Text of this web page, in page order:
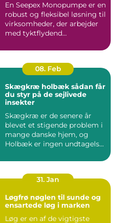
En Seepex Monopumpe er en
robust og fleksibel løsning til
virksomheder, der arbejder
med tyktflydend...
08. Feb
Skægkræ holbæk sådan får
du styr på de sejlivede
insekter
Skægkræ er de senere år
blevet et stigende problem i
mange danske hjem, og
Holbæk er ingen undtagels...
31. Jan
Løgfrø nøglen til sunde og
ensartede løg i marken
Løg er en af de vigtigste